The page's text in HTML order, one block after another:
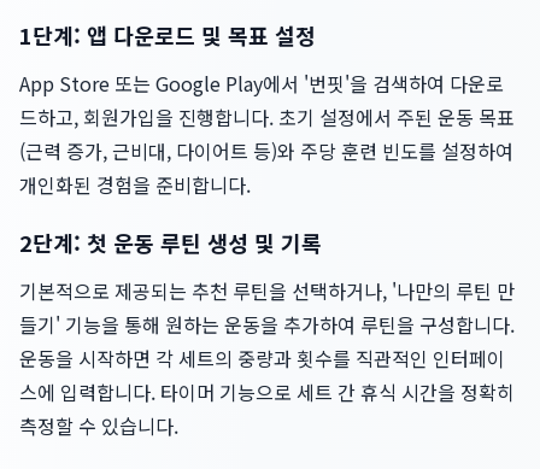
1단계: 앱 다운로드 및 목표 설정
App Store 또는 Google Play에서 '번핏'을 검색하여 다운로
드하고, 회원가입을 진행합니다. 초기 설정에서 주된 운동 목표
(근력 증가, 근비대, 다이어트 등)와 주당 훈련 빈도를 설정하여
개인화된 경험을 준비합니다.
2단계: 첫 운동 루틴 생성 및 기록
기본적으로 제공되는 추천 루틴을 선택하거나, '나만의 루틴 만
들기' 기능을 통해 원하는 운동을 추가하여 루틴을 구성합니다.
운동을 시작하면 각 세트의 중량과 횟수를 직관적인 인터페이
스에 입력합니다. 타이머 기능으로 세트 간 휴식 시간을 정확히
측정할 수 있습니다.